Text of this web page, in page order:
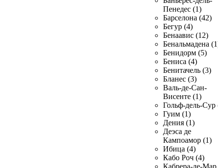
Пенедес (1)
Барселона (42)
Бегур (4)
Бенаавис (12)
Бенальмадена
Бенидорм (5)
Бениса (4)
Бенитачель (3)
Бланес (3)
Валь-де-Сан-
Висенте (1)
Гольф-дель-Сур
Гуим (1)
Дения (1)
Деэса де
Кампоамор (1)
Ибица (4)
Кабо Роч (4)
Кабрера-де-Мар